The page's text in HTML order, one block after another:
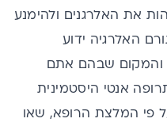
את האלרגנים ולהימנע
האלרגיה ידוע
והמקום שבהם אתם
אנטי היסטמינית
פי המלצת הרופא, שאו